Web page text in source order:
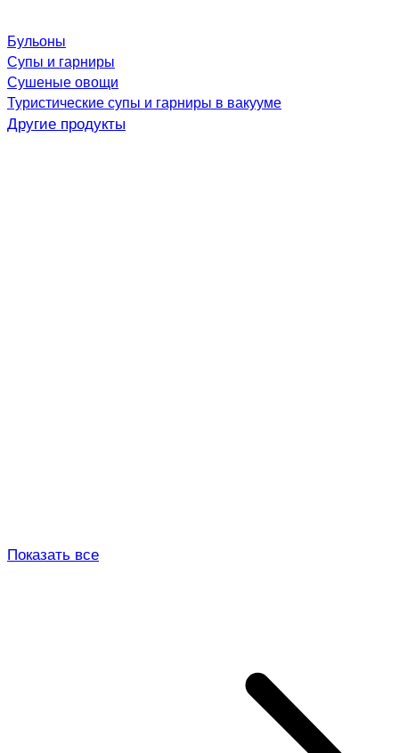
Бульоны
Супы и гарниры
Сушеные овощи
Туристические супы и гарниры в вакууме
Другие продукты
Показать все